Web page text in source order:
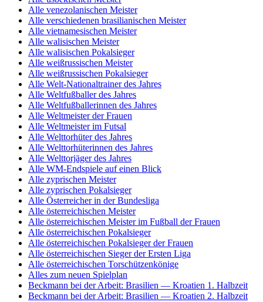
Alle venezolanischen Meister
Alle verschiedenen brasilianischen Meister
Alle vietnamesischen Meister
Alle walisischen Meister
Alle walisischen Pokalsieger
Alle weißrussischen Meister
Alle weißrussischen Pokalsieger
Alle Welt-Nationaltrainer des Jahres
Alle Weltfußballer des Jahres
Alle Weltfußballerinnen des Jahres
Alle Weltmeister der Frauen
Alle Weltmeister im Futsal
Alle Welttorhüter des Jahres
Alle Welttorhüterinnen des Jahres
Alle Welttorjäger des Jahres
Alle WM-Endspiele auf einen Blick
Alle zyprischen Meister
Alle zyprischen Pokalsieger
Alle Österreicher in der Bundesliga
Alle österreichischen Meister
Alle österreichischen Meister im Fußball der Frauen
Alle österreichischen Pokalsieger
Alle österreichischen Pokalsieger der Frauen
Alle österreichischen Sieger der Ersten Liga
Alle österreichischen Torschützenkönige
Alles zum neuen Spielplan
Beckmann bei der Arbeit: Brasilien — Kroatien 1. Halbzeit
Beckmann bei der Arbeit: Brasilien — Kroatien 2. Halbzeit